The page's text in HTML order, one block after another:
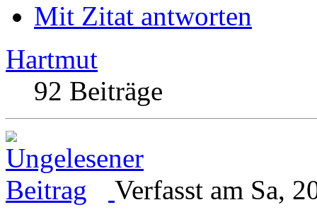
Mit Zitat antworten
Hartmut
92 Beiträge
Verfasst am Sa,